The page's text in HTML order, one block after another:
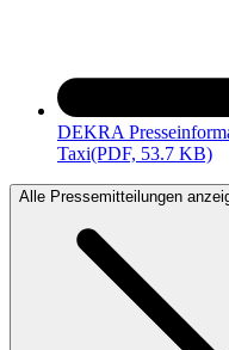
DEKRA
Taxi(PDF, 53.7 KB)
Alle Pressemitteilungen